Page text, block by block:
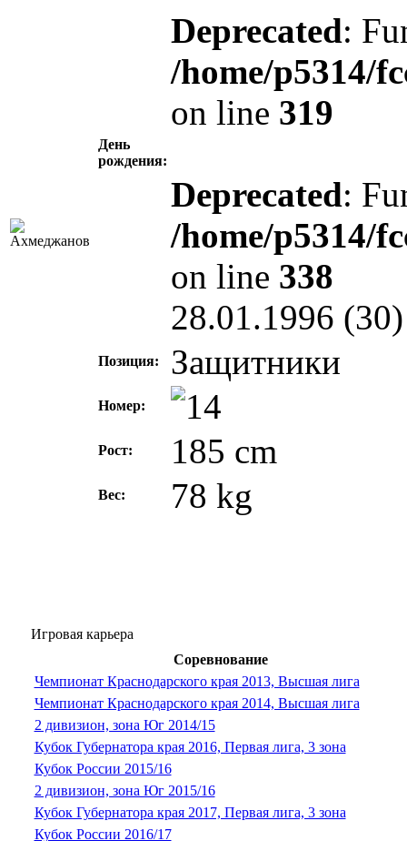
День
рождения:
Deprecated:
/home/p5314/
on line 319
Deprecated:
/home/p5314/
on line 338
28.01.1996 (30)
Позиция: Защитники
Номер:
Рост: 185 cm
Вес: 78 kg
Игровая карьера
Соревнование
Чемпионат Краснодарского края 2013, Высшая лига
Чемпионат Краснодарского края 2014, Высшая лига
2 дивизион, зона Юг 2014/15
Кубок Губернатора края 2016, Первая лига, 3 зона
Кубок России 2015/16
2 дивизион, зона Юг 2015/16
Кубок Губернатора края 2017, Первая лига, 3 зона
Кубок России 2016/17